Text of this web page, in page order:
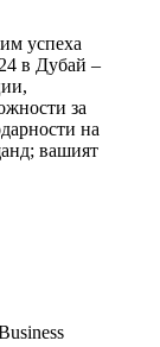
успеха
в Дубай –
за
на
вашият